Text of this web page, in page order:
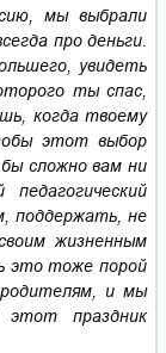
мы выбрали
про деньги.
увидеть
ты спас,
когда твоему
этот выбор
сложно вам ни
поддержать, не
жизненным
это тоже порой
и мы
праздник